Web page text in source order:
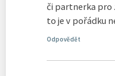
či partnerka pro
to je v pořádku
Odpovědět